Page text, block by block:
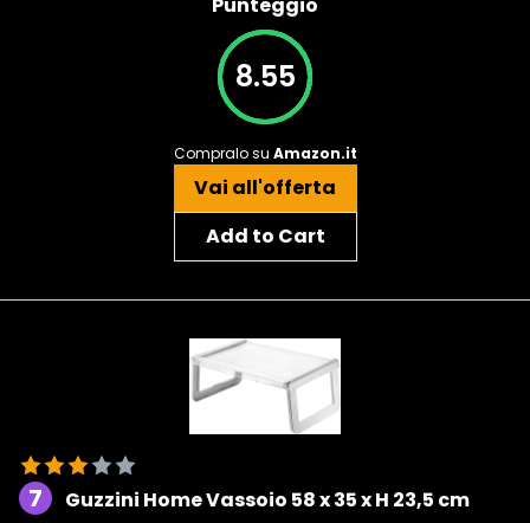
Punteggio
8.55
Compralo su Amazon.it
Vai all'offerta
Add to Cart
7
Guzzini Home Vassoio 58 x 35 x H 23,5 cm